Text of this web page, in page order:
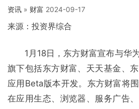
资讯 » 财富 2024-09-17
来源：投资界综合
1月18日，东方财富宣布与华
旗下包括东方财富、天天基金、
应用Beta版本开发。东方财富将
在应用生态、浏览器、服务广告